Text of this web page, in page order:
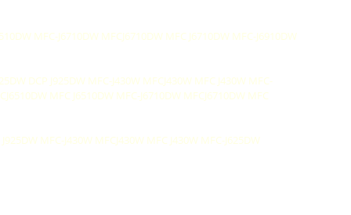
MFC-J6710DW MFCJ6710DW MFC J6710DW MFC-J6910DW
DCP J925DW MFC-J430W MFCJ430W MFC J430W MFC-
MFC J6510DW MFC-J6710DW MFCJ6710DW MFC
MFC-J430W MFCJ430W MFC J430W MFC-J625DW